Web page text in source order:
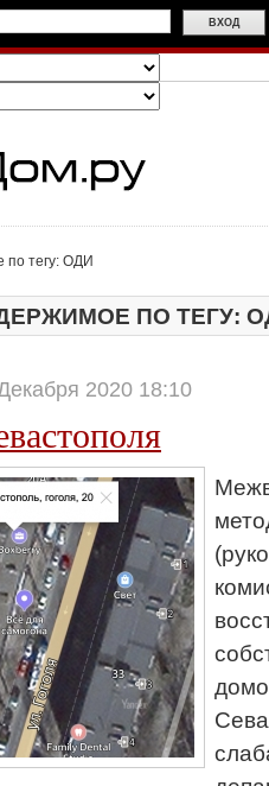
по тегу: ОДИ
ПО ТЕГУ:
2020 18:10